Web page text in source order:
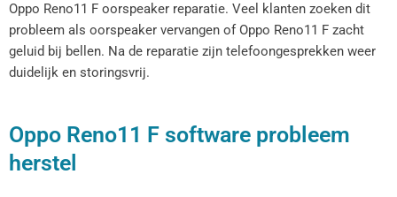
Oppo Reno11 F oorspeaker reparatie. Veel klanten zoeken dit
probleem als oorspeaker vervangen of Oppo Reno11 F zacht
geluid bij bellen. Na de reparatie zijn telefoongesprekken weer
duidelijk en storingsvrij.
Oppo Reno11 F software probleem
herstel